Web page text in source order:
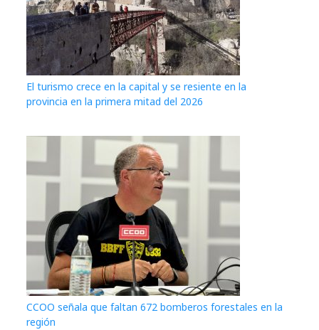
El turismo crece en la capital y se resiente en la
provincia en la primera mitad del 2026
CCOO señala que faltan 672 bomberos forestales en la
región